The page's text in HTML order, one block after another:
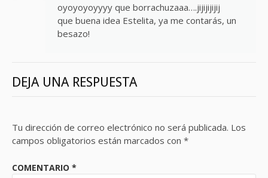
oyoyoyoyyyy que borrachuzaaa….jijijijijij
que buena idea Estelita, ya me contarás, un
besazo!
DEJA UNA RESPUESTA
Tu dirección de correo electrónico no será publicada. Los
campos obligatorios están marcados con *
COMENTARIO *